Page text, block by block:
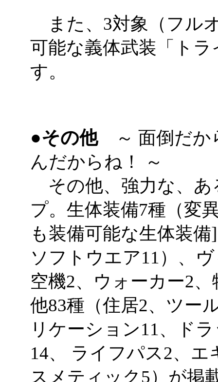
また、3対象（フル
可能な義体武装「ト
す。
●その他～ 面倒だか
んだからね！ ～
その他、強力な、あ
プ。生体装備7種（変
も装備可能な生体装
ソフトウエア11）、
空機2、ウォーカー2
他83種（住居2、ツー
リケーション11、ド
14、 ライフパス2、
スメティック5）が掲